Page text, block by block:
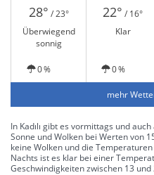
28° / 23° 22° / 16°
Überwiegend
sonnig
Klar
0 % 0 %
mehr
In Kadılı gibt es vormittags und
Sonne und Wolken bei Werten von
keine Wolken und die
Nachts ist es klar bei einer
Geschwindigkeiten zwischen 13